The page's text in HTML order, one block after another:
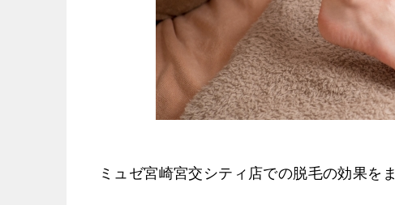
ミュゼ宮崎宮交シティ店での脱毛の効果を